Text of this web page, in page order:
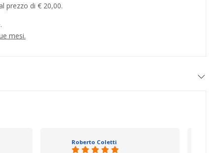
prezzo di € 20,00.
mesi.
Roberto Coletti